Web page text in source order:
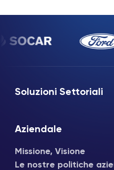
Soluzioni Settoriali
Aziendale
Missione, Visione
Le nostre politiche